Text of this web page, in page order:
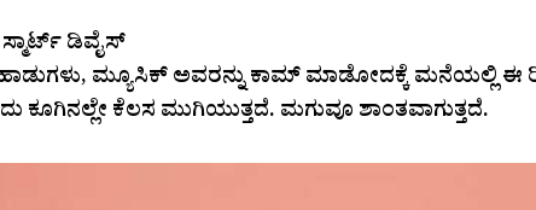
ಡಿವೈಸ್‌
ಮ್ಯೂಸಿಕ್‌ ಅವರನ್ನು ಕಾಮ್‌ ಮಾಡೋದಕ್ಕೆ ಮನೆಯಲ್ಲಿ ಈ
ಕೂಗಿನಲ್ಲೇ ಕೆಲಸ ಮುಗಿಯುತ್ತದೆ. ಮಗುವೂ ಶಾಂತವಾಗುತ್ತದೆ.